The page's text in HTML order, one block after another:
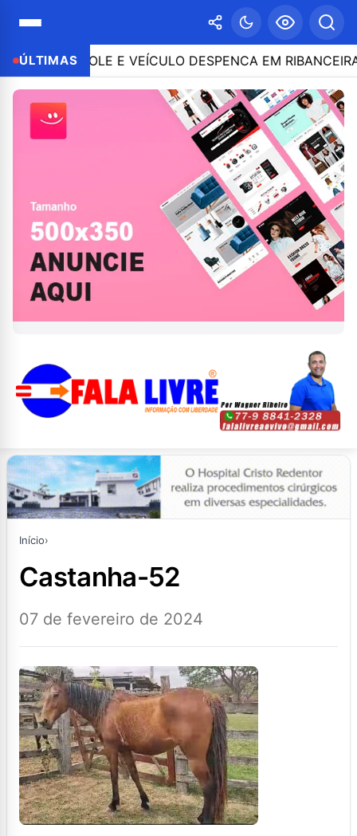
ÚLTIMASE VEÍCULO DESPENCA EM RIBANCEIRA
Início›
castanha-52
07 de fevereiro de 2024